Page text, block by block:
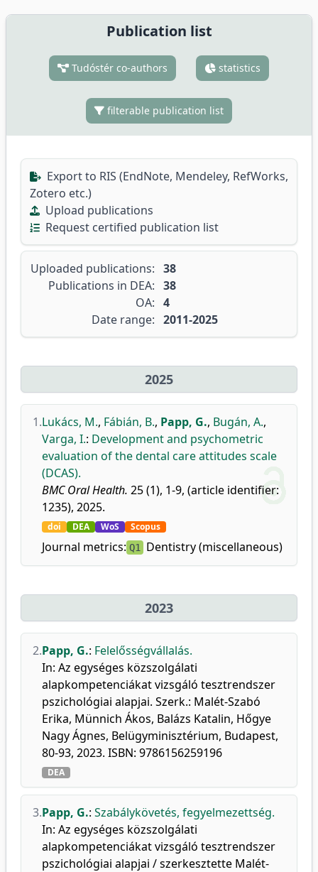
Publication list
Tudóstér co-authors statistics
filterable publication list
Export to RIS (EndNote, Mendeley, RefWorks,
Zotero etc.)
Upload publications
Request certified publication list
Uploaded publications: 38
Publications in DEA: 38
OA: 4
Date range: 2011-2025
2025
1.Lukács, M., Fábián, B., Papp, G., Bugán, A.,
Varga, I.: Development and psychometric
evaluation of the dental care attitudes scale
(DCAS).
BMC Oral Health. 25 (1), 1-9, (article identifier:
1235), 2025.
doi DEA WoS Scopus
Journal metrics: Q1 Dentistry (miscellaneous)
2023
2.Papp, G.: Felelősségvállalás.
In: Az egységes közszolgálati
alapkompetenciákat vizsgáló tesztrendszer
pszichológiai alapjai. Szerk.: Malét-Szabó
Erika, Münnich Ákos, Balázs Katalin, Hőgye
Nagy Ágnes, Belügyminisztérium, Budapest,
80-93, 2023. ISBN: 9786156259196
DEA
3.Papp, G.: Szabálykövetés, fegyelmezettség.
In: Az egységes közszolgálati
alapkompetenciákat vizsgáló tesztrendszer
pszichológiai alapjai / szerkesztette Malét-